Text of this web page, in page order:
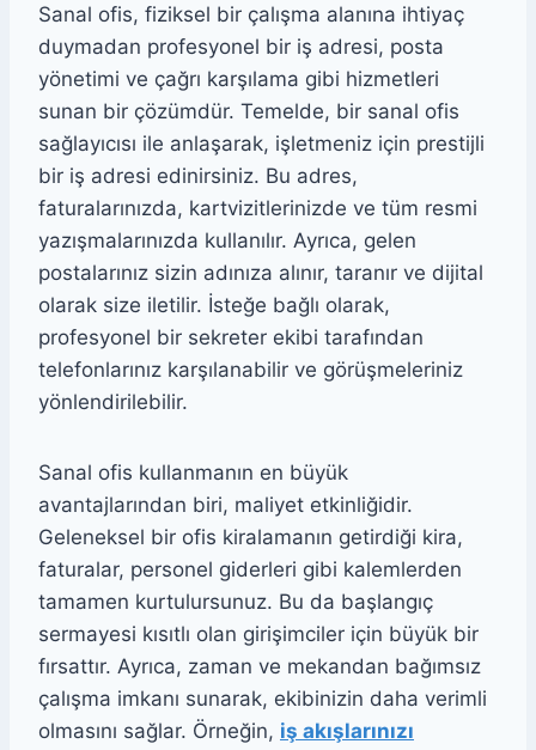
Sanal ofis, fiziksel bir çalışma alanına ihtiyaç
duymadan profesyonel bir iş adresi, posta
yönetimi ve çağrı karşılama gibi hizmetleri
sunan bir çözümdür. Temelde, bir sanal ofis
sağlayıcısı ile anlaşarak, işletmeniz için prestijli
bir iş adresi edinirsiniz. Bu adres,
faturalarınızda, kartvizitlerinizde ve tüm resmi
yazışmalarınızda kullanılır. Ayrıca, gelen
postalarınız sizin adınıza alınır, taranır ve dijital
olarak size iletilir. İsteğe bağlı olarak,
profesyonel bir sekreter ekibi tarafından
telefonlarınız karşılanabilir ve görüşmeleriniz
yönlendirilebilir.
Sanal ofis kullanmanın en büyük
avantajlarından biri, maliyet etkinliğidir.
Geleneksel bir ofis kiralamanın getirdiği kira,
faturalar, personel giderleri gibi kalemlerden
tamamen kurtulursunuz. Bu da başlangıç
sermayesi kısıtlı olan girişimciler için büyük bir
fırsattır. Ayrıca, zaman ve mekandan bağımsız
çalışma imkanı sunarak, ekibinizin daha verimli
olmasını sağlar. Örneğin, iş akışlarınızı